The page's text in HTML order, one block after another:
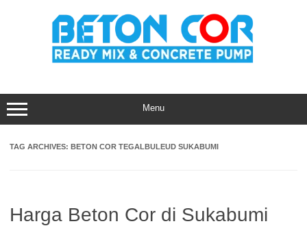
Menu
TAG ARCHIVES: BETON COR TEGALBULEUD SUKABUMI
Harga Beton Cor di Sukabumi